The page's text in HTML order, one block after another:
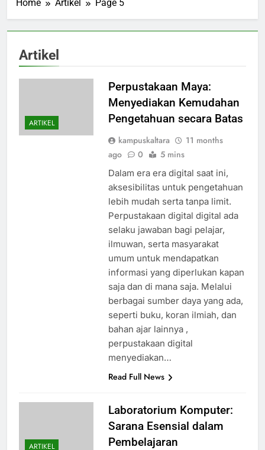
Home Artikel Page 5
Artikel
ARTIKEL
Perpustakaan Maya:
Menyediakan Kemudahan
Pengetahuan secara Batas
kampuskaltara
11 months
ago
0 5 mins
Dalam era era digital saat ini,
aksesibilitas untuk pengetahuan
lebih mudah serta tanpa limit.
Perpustakaan digital digital ada
selaku jawaban bagi pelajar,
ilmuwan, serta masyarakat
umum untuk mendapatkan
informasi yang diperlukan kapan
saja dan di mana saja. Melalui
berbagai sumber daya yang ada,
seperti buku, koran ilmiah, dan
bahan ajar lainnya ,
perpustakaan digital
menyediakan…
Read Full News
ARTIKEL
Laboratorium Komputer:
Sarana Esensial dalam
Pembelajaran